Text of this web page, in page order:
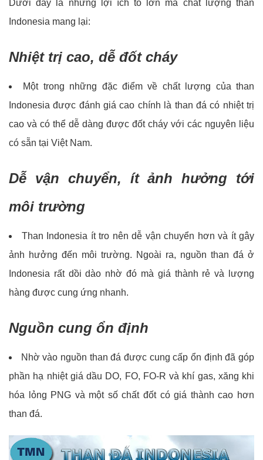
Dưới đây là những lợi ích to lớn mà chất lượng than
Indonesia mang lại:
Nhiệt trị cao, dễ đốt cháy
Một trong những đặc điểm về chất lượng của than
Indonesia được đánh giá cao chính là than đá có nhiệt trị
cao và có thể dễ dàng được đốt cháy với các nguyên liệu
có sẵn tại Việt Nam.
Dễ vận chuyển, ít ảnh hưởng tới
môi trường
Than Indonesia ít tro nên dễ vận chuyển hơn và ít gây
ảnh hưởng đến môi trường. Ngoài ra, nguồn than đá ở
Indonesia rất dồi dào nhờ đó mà giá thành rẻ và lượng
hàng được cung ứng nhanh.
Nguồn cung ổn định
Nhờ vào nguồn than đá được cung cấp ổn định đã góp
phần hạ nhiệt giá dầu DO, FO, FO-R và khí gas, xăng khi
hóa lỏng PNG và một số chất đốt có giá thành cao hơn
than đá.